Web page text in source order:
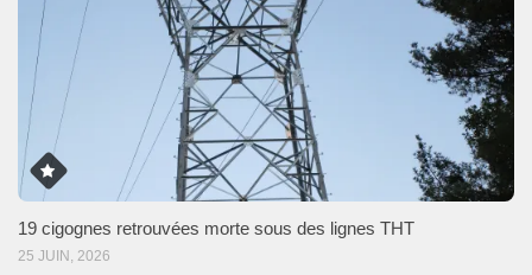
19 cigognes retrouvées morte sous des lignes THT
25 JUIN, 2026